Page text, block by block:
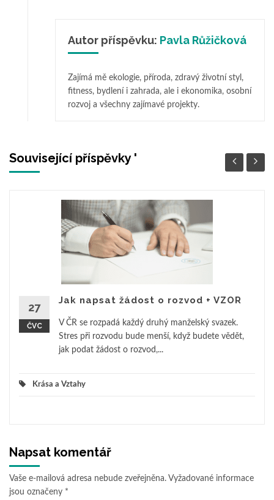
Autor příspěvku: Pavla Růžičková
Zajímá mě ekologie, příroda, zdravý životní styl,
fitness, bydlení i zahrada, ale i ekonomika, osobní
rozvoj a všechny zajímavé projekty.
Související příspěvky '
27
ČVC
Jak napsat žádost o rozvod + VZOR
V ČR se rozpadá každý druhý manželský svazek.
Stres při rozvodu bude menší, když budete vědět,
jak podat žádost o rozvod,...
Krása a Vztahy
Napsat komentář
Vaše e-mailová adresa nebude zveřejněna. Vyžadované informace
jsou označeny *